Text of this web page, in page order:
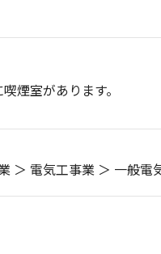
煙室があります。
＞ 電気工事業 ＞ 一般電